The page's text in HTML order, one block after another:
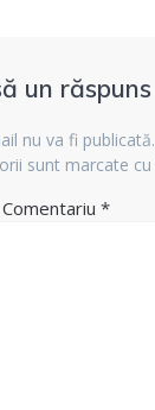
un răspuns
nu va fi publicată.
sunt marcate cu
Comentariu *